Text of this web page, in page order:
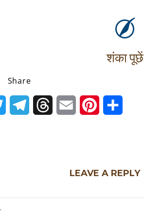
शंका पूछें
Share
Twitter TelegramThreadsEmail Pinterest
LEAVE A REPLY